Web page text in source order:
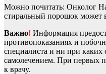
Можно почитать: Онколог
стиральный порошок может
Важно! Информация
противопоказаниях и
специалиста и ни при каких
самолечением. При первых
к врачу.